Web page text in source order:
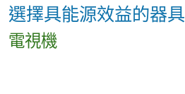
選擇具能源效益的器具
電視機